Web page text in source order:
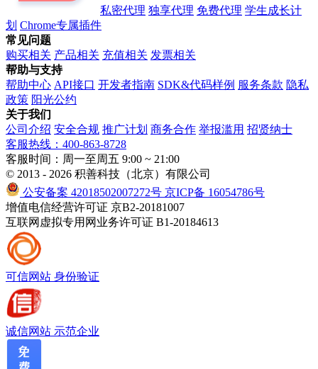
私密代理 独享代理 免费代理 学生成长计
划 Chrome专属插件
常见问题
购买相关 产品相关 充值相关 发票相关
帮助与支持
帮助中心 API接口 开发者指南 SDK&代码样例 服务条款 隐私
政策 阳光公约
关于我们
公司介绍 安全合规 推广计划 商务合作 举报滥用 招贤纳士
客服热线：400-863-8728
客服时间：周一至周五 9:00 ~ 21:00
© 2013 - 2026 积善科技（北京）有限公司
公安备案 42018502007272号 京ICP备 16054786号
增值电信经营许可证 京B2-20181007
互联网虚拟专用网业务许可证 B1-20184613
可信网站 身份验证
诚信网站 示范企业